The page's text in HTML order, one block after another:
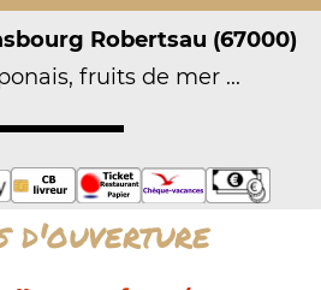
Robertsau (67000)
fruits de mer ...
d'ouverture